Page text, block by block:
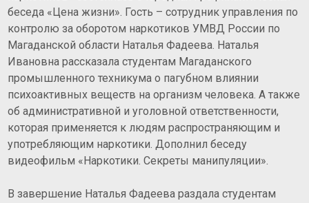
беседа «Цена жизни». Гость – сотрудник управления по
контролю за оборотом наркотиков УМВД России по
Магаданской области Наталья Фадеева. Наталья
Ивановна рассказала студентам Магаданского
промышленного техникума о пагубном влиянии
психоактивных веществ на организм человека. А также
об административной и уголовной ответственности,
которая применяется к людям распространяющим и
употребляющим наркотики. Дополнил беседу
видеофильм «Наркотики. Секреты манипуляции».
В завершение Наталья Фадеева раздала студентам